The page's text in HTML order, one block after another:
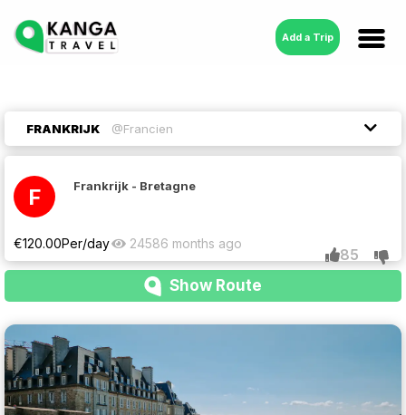
Add a Trip
FRANKRIJK @Francien
F Frankrijk - Bretagne
85
6 months ago
2458
€120.00Per/day
Show Route